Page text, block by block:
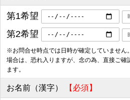
第1希望
第2希望
※お問合せ時点では日時が確定していません
場合は、恐れ入りますが、念の為、直接ご確
ます。
お名前（漢字） 【必須】